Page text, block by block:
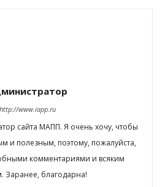
http://www.iapp.ru
сайта МАПП. Я очень хочу, чтобы
и полезным, поэтому, пожалуйста,
комментариями и всяким
Заранее, благодарна!